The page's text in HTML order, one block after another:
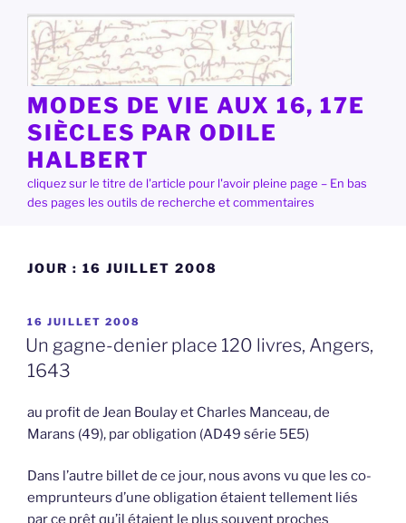
contenu
principal
MODES DE VIE AUX 16, 17E
SIÈCLES PAR ODILE
HALBERT
cliquez sur le titre de l'article pour l'avoir pleine page – En bas
des pages les outils de recherche et commentaires
JOUR : 16 JUILLET 2008
PUBLIÉ
LE
16 JUILLET 2008
Un gagne-denier place 120 livres, Angers,
1643
au profit de Jean Boulay et Charles Manceau, de
Marans (49), par obligation (AD49 série 5E5)
Dans l’autre billet de ce jour, nous avons vu que les co-
emprunteurs d’une obligation étaient tellement liés
par ce prêt qu’il étaient le plus souvent proches